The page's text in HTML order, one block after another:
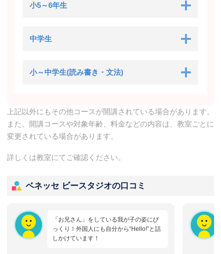
小5～6年生
中学生
小～中学生(読み書き・文法)
上記以外にもその他コースが開講されている場合があります。
また、開講コースや対象年齢、料金などの内容は、教室ごとに
変更されている場合があります。
詳しくは教室にてご確認ください。
ベネッセ ビースタジオの口コミ
「お兄さん」をしている我が子の姿にび
っくり！外国人にも自分から“Hello!”と話
しかけています！